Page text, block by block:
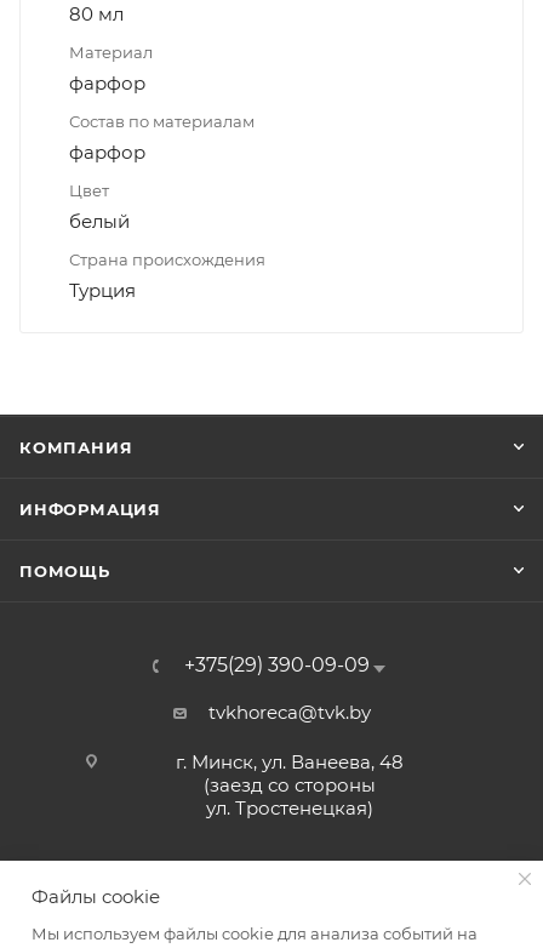
80 мл
Материал
фарфор
Состав по материалам
фарфор
Цвет
белый
Страна происхождения
Турция
КОМПАНИЯ
ИНФОРМАЦИЯ
ПОМОЩЬ
+375(29) 390-09-09
tvkhoreca@tvk.by
г. Минск, ул. Ванеева, 48
(заезд со стороны
ул. Тростенецкая)
Файлы cookie
Мы используем файлы cookie для анализа событий на